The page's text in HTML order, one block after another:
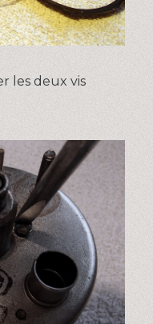
les deux vis